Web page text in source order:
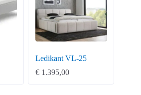
Ledikant VL-25
€1.395,00